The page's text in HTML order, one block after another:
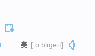
美 [ˈɑːblɪɡeɪt]